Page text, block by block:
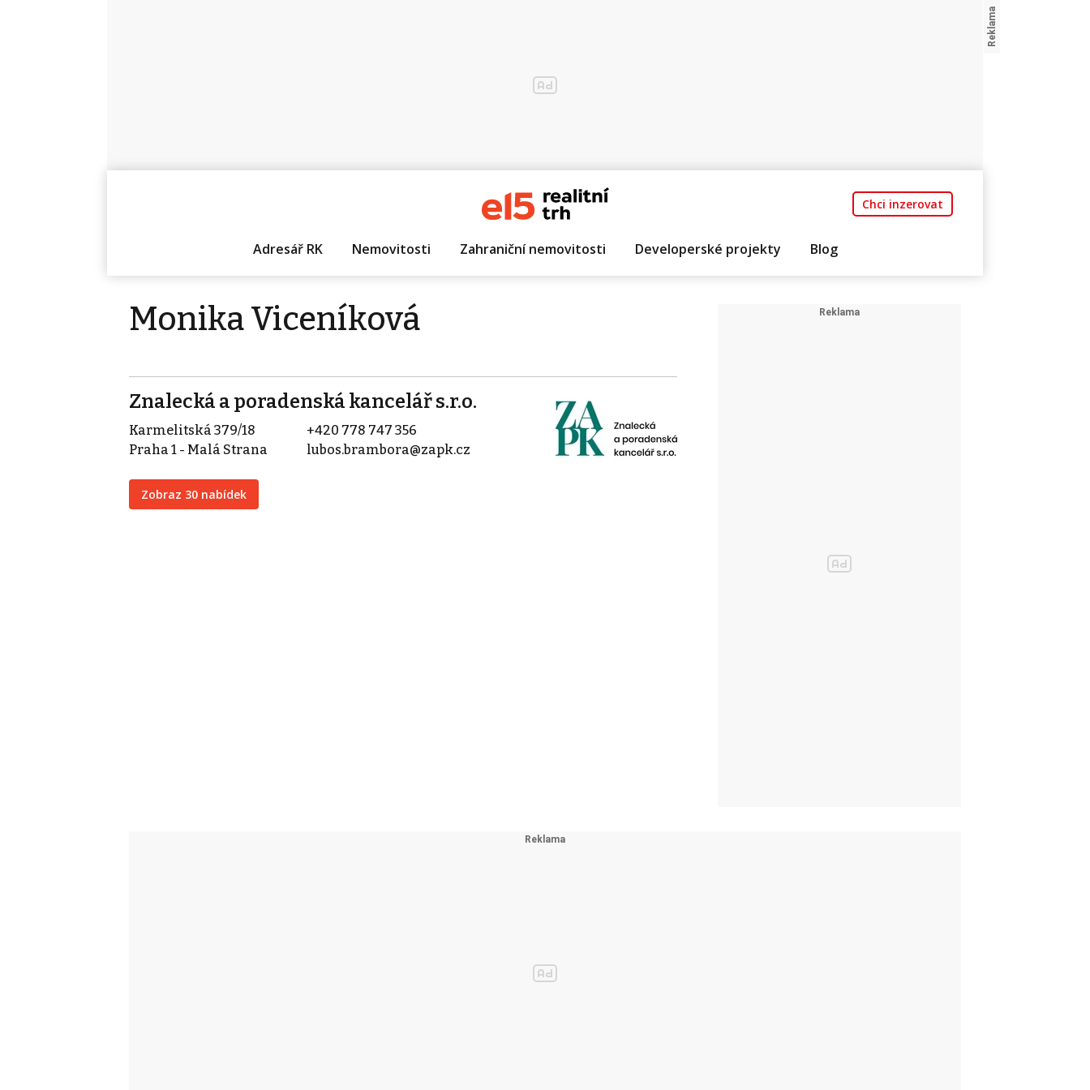
Chci inzerovat
Adresář RK Nemovitosti Zahraniční nemovitosti Developerské projekty Blog
Monika Viceníková
Znalecká a poradenská kancelář s.r.o.
Karmelitská 379/18
Praha 1 - Malá Strana
Zobraz 30 nabídek
+420 778 747 356
lubos.brambora@zapk.cz